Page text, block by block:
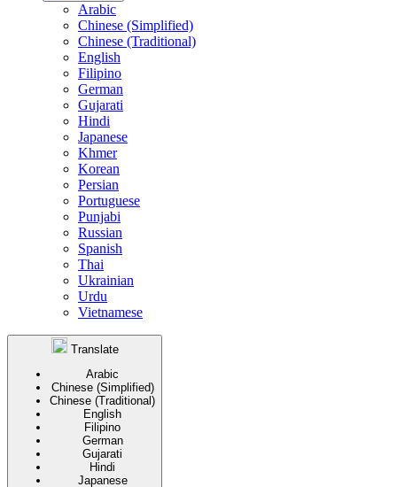
Arabic
Chinese (Simplified)
Chinese (Traditional)
English
Filipino
German
Gujarati
Hindi
Japanese
Khmer
Korean
Persian
Portuguese
Punjabi
Russian
Spanish
Thai
Ukrainian
Urdu
Vietnamese
Translate
Arabic
Chinese (Simplified)
Chinese (Traditional)
English
Filipino
German
Gujarati
Hindi
Japanese